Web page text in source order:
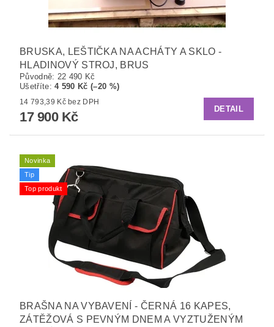
BRUSKA, LEŠTIČKA NA ACHÁTY A SKLO -
HLADINOVÝ STROJ, BRUS
Původně: 22 490 Kč
Ušetříte:4 590 Kč (–20 %)
14 793,39 Kč bez DPH
17 900 Kč
DETAIL
Novinka
Tip
Top produkt
BRAŠNA NA VYBAVENÍ - ČERNÁ 16 KAPES,
ZÁTĚŽOVÁ S PEVNÝM DNEM A VYZTUŽENÝM